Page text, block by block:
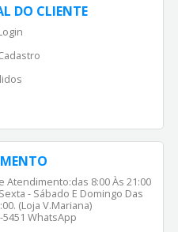
DO CLIENTE
Atendimento:das 8:00 Às 21:00
- Sábado E Domingo Das
(Loja V.Mariana)
5451 WhatsApp